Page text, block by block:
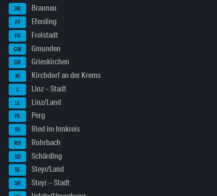
BR Braunau
EF Eferding
FR Freistadt
GM Gmunden
GR Grieskirchen
KI Kirchdorf an der Krems
L Linz – Stadt
LL Linz/Land
PE Perg
RI Ried im Innkreis
RO Rohrbach
SD Schärding
SE Steyr/Land
SR Steyr – Stadt